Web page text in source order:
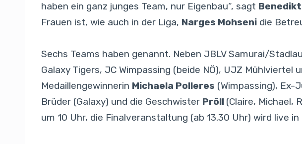
haben ein ganz junges Team, nur Eigenbau“, sagt
Frauen ist, wie auch in der Liga, Narges Mohseni die
Sechs Teams haben genannt. Neben JBLV Samurai/
Galaxy Tigers, JC Wimpassing (beide NÖ), UJZ
Medaillengewinnerin Michaela Polleres (Wimpassing), Ex-
Brüder (Galaxy) und die Geschwister Pröll (Claire, Michael,
um 10 Uhr, die Finalveranstaltung (ab 13.30 Uhr) wird live